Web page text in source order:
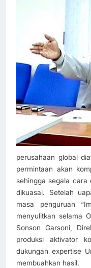
perusahaan global
permintaan akan
sehingga segala cara
dikuasai. Setelah
masa penguruan
menyulitkan selama
Sonson Garsoni,
produksi aktivator
dukungan expertise
membuahkan hasil.